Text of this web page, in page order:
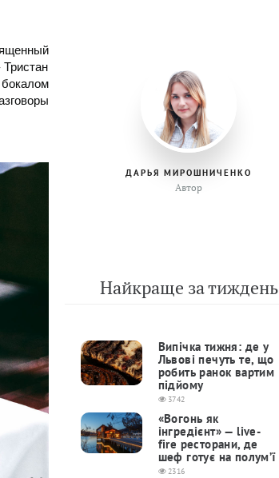
ДАРЬЯ МИРОШНИЧЕНКО
Автор
Найкраще за тиждень
Випічка тижня: де у
Львові печуть те, що
робить ранок вартим
підйому
3742
«Вогонь як
інгредієнт» — live-
fire ресторани, де
шеф готує на полум’ї
2316